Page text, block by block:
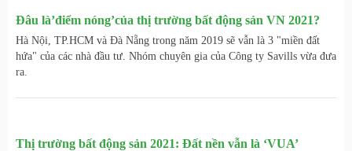
Đâu là’điểm nóng’của thị trường bất động sản VN 2021?
Hà Nội, TP.HCM và Đà Nẵng trong năm 2019 sẽ vẫn là 3 "miền đất
hứa" của các nhà đầu tư. Nhóm chuyên gia của Công ty Savills vừa đưa
ra.
Thị trường bất động sản 2021: Đất nền vẫn là ‘VUA’